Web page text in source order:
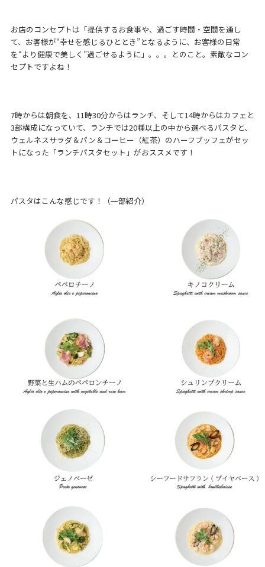
お店のコンセプトは「提供するお食事や、過ごす時間・空間を通し
て、お客様が“幸せを感じるひととき”となるように、お客様の日常
を“より健康で美しく”過ごせるように」。。。とのこと。素敵なコン
セプトですよね！
7時からは朝食を、11時30分からはランチ、そして14時からはカフェと
3部構成になっていて、ランチでは20種以上の中から選べるパスタと、
ウェルネスサラダ＆パン＆コーヒー（紅茶）のハーフブッフェがセッ
トになった「ランチパスタセット」がおススメです！
パスタはこんな感じです！（一部紹介）